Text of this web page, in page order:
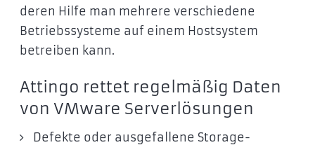
deren Hilfe man mehrere verschiedene
Betriebssysteme auf einem Hostsystem
betreiben kann.
Attingo rettet regelmäßig Daten
von VMware Serverlösungen
Defekte oder ausgefallene Storage-